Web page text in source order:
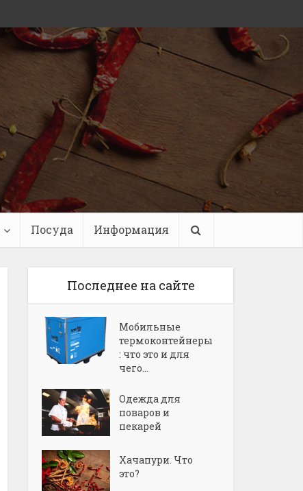
Посуда Информация
Последнее на сайте
Мобильные
термоконтейнеры
: что это и для
чего...
Одежда для
поваров и
пекарей
Хачапури. Что
это?